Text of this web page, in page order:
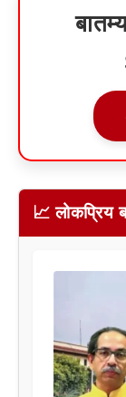
📈 लोकप्रिय